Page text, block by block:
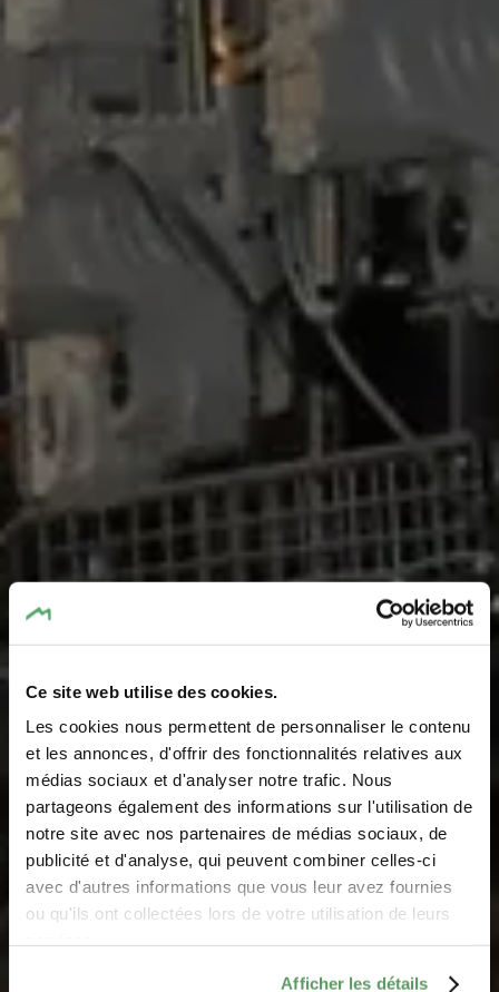
Ce site web utilise des cookies.
Les cookies nous permettent de personnaliser le contenu
et les annonces, d'offrir des fonctionnalités relatives aux
médias sociaux et d'analyser notre trafic. Nous
partageons également des informations sur l'utilisation de
notre site avec nos partenaires de médias sociaux, de
publicité et d'analyse, qui peuvent combiner celles-ci
avec d'autres informations que vous leur avez fournies
ou qu'ils ont collectées lors de votre utilisation de leurs
Afficher les détails
Sources Rosport
Où? 28, Route d'Echternach, 6580 Rosport